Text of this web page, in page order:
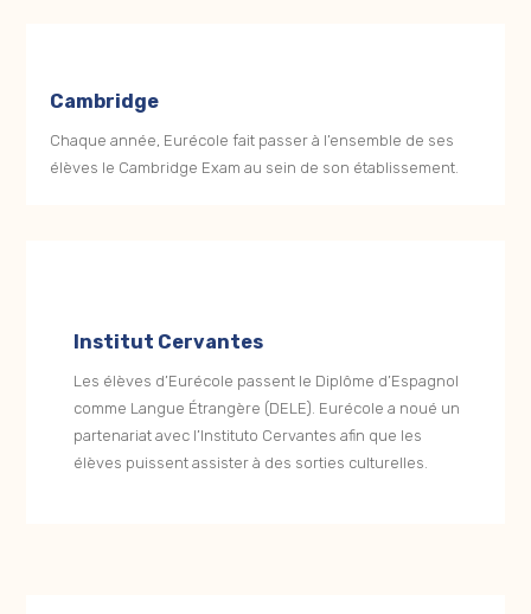
Cambridge
Chaque année, Eurécole fait passer à l’ensemble de ses
élèves le Cambridge Exam au sein de son établissement.
Institut Cervantes
Les élèves d’Eurécole passent le Diplôme d’Espagnol
comme Langue Étrangère (DELE). Eurécole a noué un
partenariat avec l’Instituto Cervantes afin que les
élèves puissent assister à des sorties culturelles.